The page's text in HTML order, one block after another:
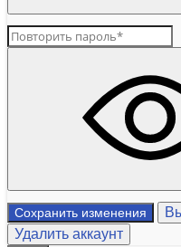
Сохранить изменения
Удалить аккаунт